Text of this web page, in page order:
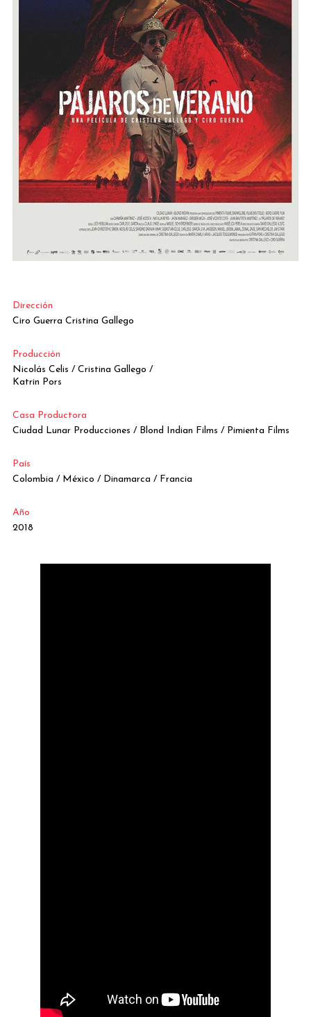
Dirección
Ciro Guerra Cristina Gallego
Producción
Nicolás Celis / Cristina Gallego /
Katrin Pors
Casa Productora
Ciudad Lunar Producciones / Blond Indian Films / Pimienta Films
País
Colombia / México / Dinamarca / Francia
Año
2018